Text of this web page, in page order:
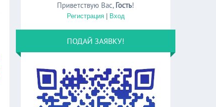
Приветствую Вас, Гость!
Регистрация| Вход
ПОДАЙ ЗАЯВКУ!